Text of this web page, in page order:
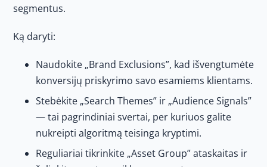
segmentus.
Ką daryti:
Naudokite „Brand Exclusions”, kad išvengtumėte
konversijų priskyrimo savo esamiems klientams.
Stebėkite „Search Themes” ir „Audience Signals”
— tai pagrindiniai svertai, per kuriuos galite
nukreipti algoritmą teisinga kryptimi.
Reguliariai tikrinkite „Asset Group” ataskaitas ir